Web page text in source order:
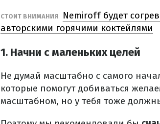
СТОИТ ВНИМАНИЯ
Nemiroff будет
авторскими горячими коктейлями
1. Начни с маленьких целей
Не думай масштабно с самого
которые помогут добиваться
масштабном, но у тебя тоже